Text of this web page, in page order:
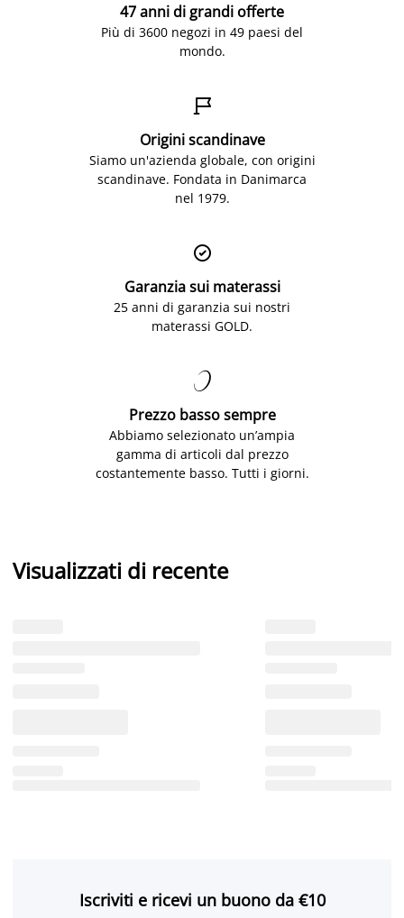
47 anni di grandi offerte
Più di 3600 negozi in 49 paesi del
mondo.

Origini scandinave
Siamo un'azienda globale, con origini
scandinave. Fondata in Danimarca
nel 1979.

Garanzia sui materassi
25 anni di garanzia sui nostri
materassi GOLD.

Prezzo basso sempre
Abbiamo selezionato un’ampia
gamma di articoli dal prezzo
costantemente basso. Tutti i giorni.
Visualizzati di recente
Iscriviti e ricevi un buono da €10